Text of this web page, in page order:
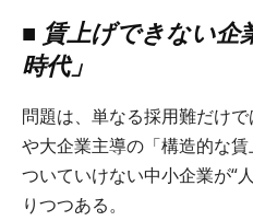
■ 賃上げできない企
時代」
問題は、単なる採用難だけ
や大企業主導の「構造的な
ついていけない中小企業が“
りつつある。